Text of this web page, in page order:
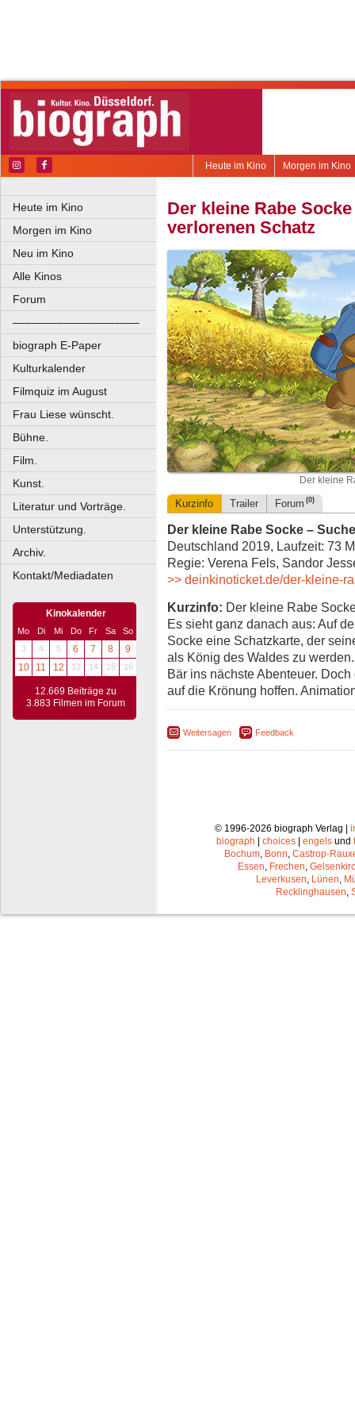
Morgen im Kino
Heute im Kino
Heute im Kino
Morgen im Kino
Neu im Kino
Alle Kinos
Forum
––––––––––––––––––––
biograph E-Paper
Kulturkalender
Filmquiz im August
Frau Liese wünscht.
Bühne.
Film.
Kunst.
Literatur und Vorträge.
Unterstützung.
Archiv.
Kontakt/Mediadaten
Kinokalender
Mo Di Mi Do Fr Sa
So
3
4 5 6 7 8
9
10
11 12 13 14 15 16
12.669 Beiträge zu
3.883 Filmen im Forum
Der kleine Rabe
verlorenen Schatz
Der kleine
Kurzinfo Trailer Forum (0)
Der kleine Rabe Socke –
Deutschland 2019, Laufzeit: 73
Regie: Verena Fels, Sandor
>> deinkinoticket.de/der-kleine-
Kurzinfo: Der kleine Rabe
Es sieht ganz danach aus: Auf
Socke eine Schatzkarte, der
als König des Waldes zu
Bär ins nächste Abenteuer.
auf die Krönung hoffen.
Weitersagen Feedback
© 1996-2026 biograph Verlag |
biograph | choices | engels und
Bochum Bonn Castrop-
Essen Frechen
Leverkusen Lünen
Recklinghausen